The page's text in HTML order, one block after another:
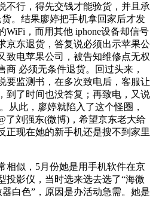
不行，得先交钱才能验货，并且承
。结果廖婷把手机拿回家后才发
WiFi，而用其他 iphone设备却信号
京东退货，答复说必须出示苹果公
致电苹果公司，被告知维修点无权
商 必须无条件退货。回过头来，
要监测书，在多次致电后，客服让
到了时间也没答复；再致电，又说
从此，廖婷就陷入了这个怪圈，
了刘强东(微博)，希望京东老大给
正现在她的新手机还是搜不到家里
相似，5月份她是用手机软件在京
投影仪，当时选来选去选了“海微
白色”，原因是办活动急需。她是